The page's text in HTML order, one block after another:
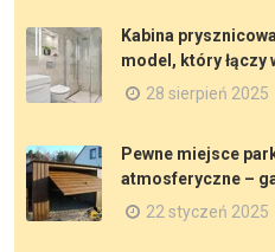
Kabina
model, który łączy
28 sierpień 2025
Pewne miejsce
atmosferyczne –
22 styczeń 2025